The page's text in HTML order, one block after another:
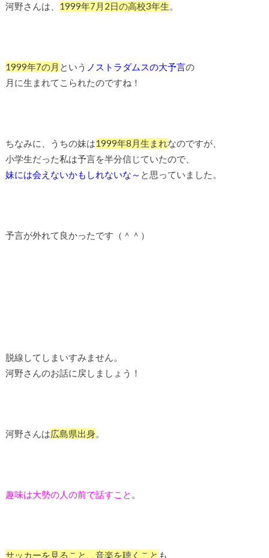
河野さんは、 1999年7月2日の高校3年生。
1999年7の月 という ノストラダムスの大予言の
月に生まれてこられたのですね！
ちなみに、うちの妹は1999年8月生まれなのですが、
小学生だった私は予言を半分信じていたので、
妹には会えないかもしれないな～ と思っていました。
予言が外れて良かったです（＾＾）
脱線してしまいすみません。
河野さんのお話に戻しましょう！
河野さんは広島県出身。
趣味は大勢の人の前で話すこと 。
サッカーを見ること、音楽を聴くこと も